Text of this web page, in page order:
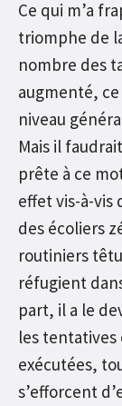
Ce qui m’a
triomphe de
nombre des
augmenté,
niveau
Mais il
prête à ce
effet vis-à-vis
des écoliers
routiniers
réfugient
part, il a le
les
exécutées,
s’efforcent